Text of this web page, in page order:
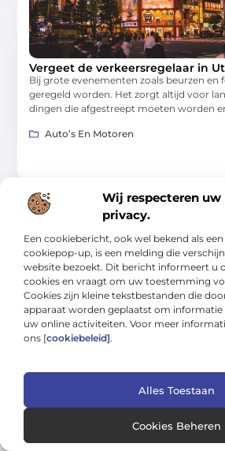
Wij respecteren uw
privacy.
Een cookiebericht, ook wel bekend als
cookiepop-up, is een melding die
website bezoekt. Dit bericht informeert u
cookies en vraagt om uw toestemming
Cookies zijn kleine tekstbestanden die
apparaat worden geplaatst om informatie
uw online activiteiten. Voor meer
ons [cookiebeleid].
Alles Toestaan
Cookies Beheren
Vergeet de verkeersregelaar in
Bij grote evenementen zoals beurzen en
geregeld worden. Het zorgt altijd voor
dingen die afgestreept moeten worden
Auto’s En Motoren
Gids voor probleemloos wonen:
schoonmaak tot tuinwerk
tijd om bij te houden. In deze gids leer je